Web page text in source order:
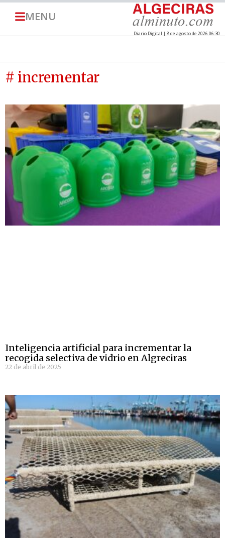
MENU
Diario Digital | 8 de agosto de 2026 06:30
# incrementar
Inteligencia artificial para incrementar la
recogida selectiva de vidrio en Algreciras
22 de abril de 2025